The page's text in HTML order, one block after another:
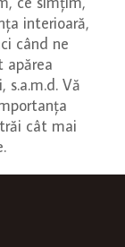
interioară,
când ne
apărea
Vă
cât mai